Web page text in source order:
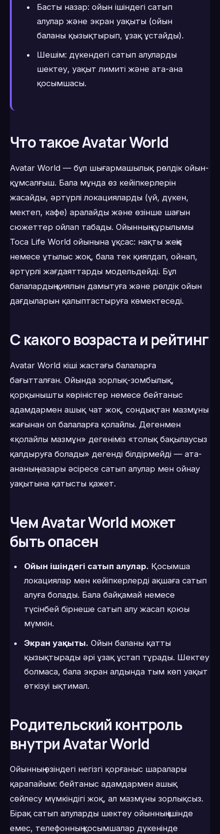
Басты назар: ойын ішіндегі сатып
алулар және экран уақыты (ойын
баланы қызықтырып, ұзақ ұстайды).
Шешім: дүкендегі сатып алуларды
шектеу, уақыт лимиті және ата-ана
қосымшасы.
Что такое Avatar World
Avatar World — бұл шығармашылық рөлдік ойын-
құмсалғыш. Бала мұнда өз кейіпкерлерін
жасайды, әртүрлі локацияларды (үй, дүкен,
мектеп, кафе) аралайды және өзінше шағын
сюжеттер ойлап табады. Ойынның құрылымы
Toca Life World ойынына ұқсас: нақты жеңіс
немесе ұтылыс жоқ, бала тек қиялдап, ойнап,
әртүрлі жағдаяттарды модельдейді. Бұл
балалардың қиялын дамытуға және рөлдік ойын
дағдыларын қалыптастыруға көмектеседі.
С какого возраста и рейтинг
Avatar World кіші жастағы балаларға
бағытталған. Ойында зорлық-зомбылық,
қорқынышты көріністер немесе бейтаныс
адамдармен ашық чат жоқ, сондықтан мазмұны
жағынан ол балаларға қолайлы. Дегенмен
«қолайлы мазмұн» дегеніміз «толық бақылаусыз
қалдыруға болады» дегенді білдірмейді — ата-
ананың назары әсіресе сатып алулар мен ойнау
уақытына қатысты қажет.
Чем Avatar World может
быть опасен
Ойын ішіндегі сатып алулар. Қосымша
локациялар мен кейіпкерлерді ақшаға сатып
алуға болады. Бала байқамай немесе
түсінбей бірнеше сатып алу жасап қоюы
мүмкін.
Экран уақыты. Ойын баланы қатты
қызықтырады әрі ұзақ ұстап тұрады. Шектеу
болмаса, бала экран алдында тым көп уақыт
өткізуі ықтимал.
Родительский контроль
внутри Avatar World
Ойынның өзіндегі негізгі қорғаныс шаралары
қарапайым: бейтаныс адамдармен ашық
сөйлесу мүмкіндігі жоқ, ал мазмұны зорлықсыз.
Бірақ сатып алуларды шектеу ойынның ішінде
емес, телефонның қосымшалар дүкенінде